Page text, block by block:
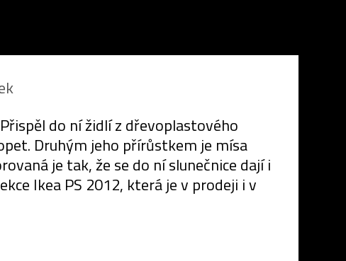
do ní židlí z dřevoplastového
Druhým jeho přírůstkem je mísa
je tak, že se do ní slunečnice dají i
Ikea PS 2012, která je v prodeji i v